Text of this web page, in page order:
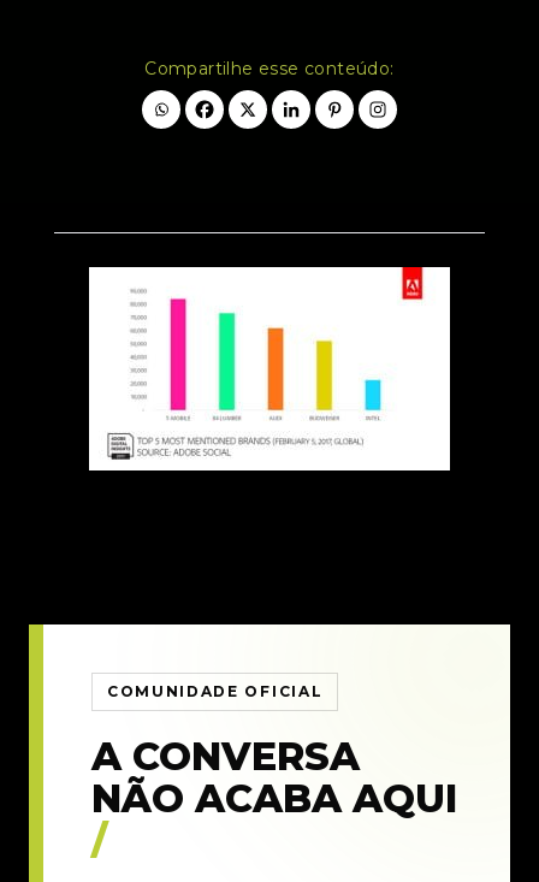
Compartilhe esse conteúdo:
COMUNIDADE OFICIAL
A CONVERSA
NÃO ACABA AQUI
/